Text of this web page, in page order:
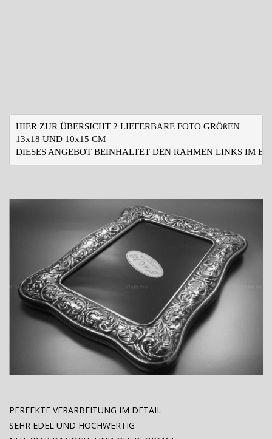
HIER ZUR ÜBERSICHT 2 LIEFERBARE FOTO GRÖßEN
13x18 UND 10x15 CM
DIESES ANGEBOT BEINHALTET DEN RAHMEN LINKS IM
PERFEKTE VERARBEITUNG IM DETAIL
SEHR EDEL UND HOCHWERTIG